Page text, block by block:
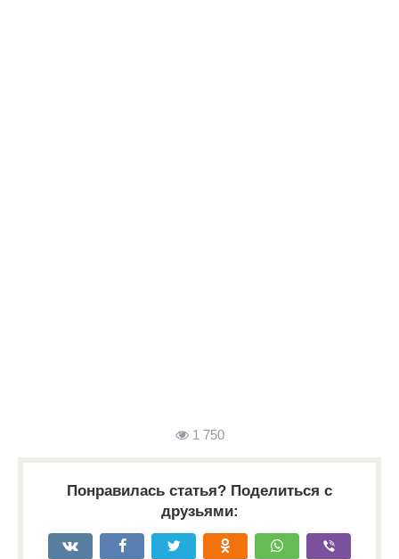
1 750
Понравилась статья? Поделиться с
друзьями: